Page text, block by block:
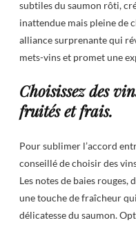
subtiles du saumon rôti,
inattendue mais pleine de
alliance surprenante qui
mets-vins et promet une
Choisissez des
fruités et frais.
Pour sublimer l’accord
conseillé de choisir des
Les notes de baies rouges,
une touche de fraîcheur
délicatesse du saumon.